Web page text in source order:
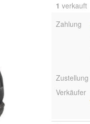
1 verkauft
Zahlung
Zustellung
Verkäufer